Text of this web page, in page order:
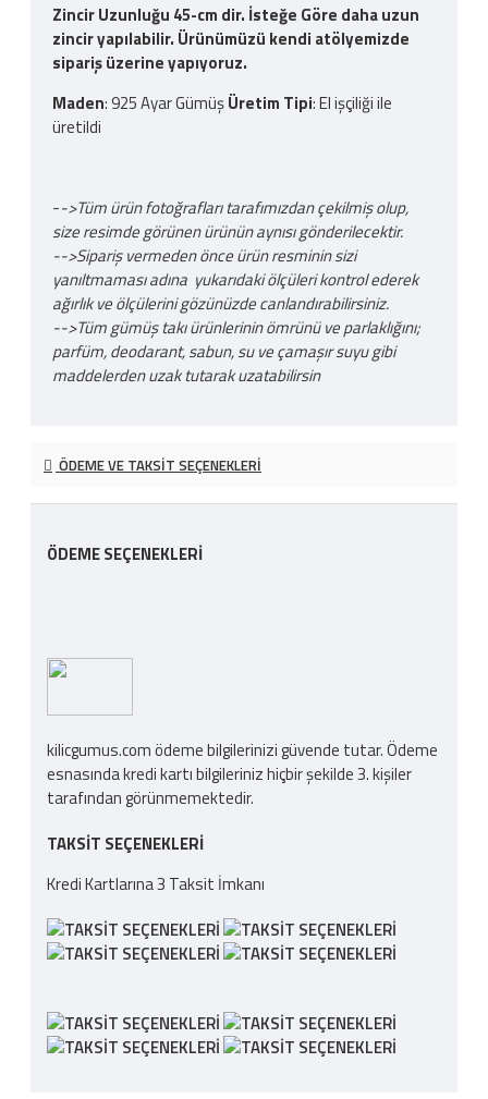
Zincir Uzunluğu 45-cm dir. İsteğe Göre daha uzun
zincir yapılabilir. Ürünümüzü kendi atölyemizde
sipariş üzerine yapıyoruz.
Maden: 925 Ayar GümüşÜretim Tipi: El işçiliği ile
üretildi
-->Tüm ürün fotoğrafları tarafımızdan çekilmiş olup,
size resimde görünen ürünün aynısı gönderilecektir.
-->Sipariş vermeden önce ürün resminin sizi
yanıltmaması adına yukarıdaki ölçüleri kontrol ederek
ağırlık ve ölçülerini gözünüzde canlandırabilirsiniz.
-->Tüm gümüş takı ürünlerinin ömrünü ve parlaklığını;
parfüm, deodarant, sabun, su ve çamaşır suyu gibi
maddelerden uzak tutarak uzatabilirsin
ÖDEME VE TAKSIT SEÇENEKLERI
ÖDEME SEÇENEKLERI
kilicgumus.com ödeme bilgilerinizi güvende tutar. Ödeme
esnasında kredi kartı bilgileriniz hiçbir şekilde 3. kişiler
tarafından görünmemektedir.
TAKSIT SEÇENEKLERI
Kredi Kartlarına 3 Taksit İmkanı